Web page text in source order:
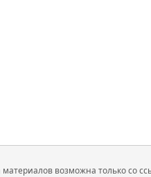
возможна только со